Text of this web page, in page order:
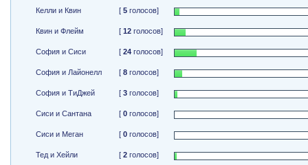
Келли и Квин [ 5голосов]
Квин и Флейм [ 12голосов]
София и Сиси [ 24голосов]
София и Лайонелл [ 8голосов]
София и ТиДжей [ 3голосов]
Сиси и Сантана [ 0голосов]
Сиси и Меган [ 0голосов]
Тед и Хейли [ 2голосов]